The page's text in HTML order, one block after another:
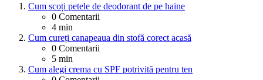
Cum scoți petele de deodorant de pe haine
0 Comentarii
4 min
Cum cureți canapeaua din stofă corect acasă
0 Comentarii
5 min
Cum alegi crema cu SPF potrivită pentru ten